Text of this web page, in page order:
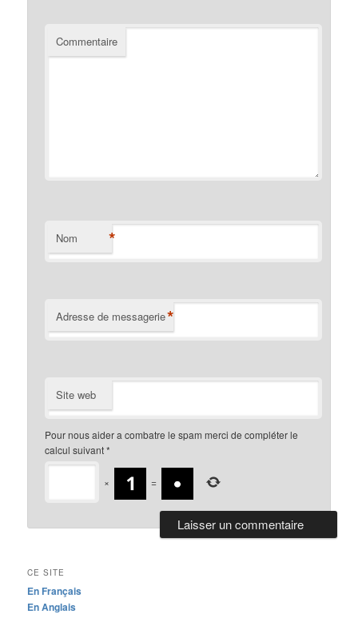
Commentaire
Nom *
Adresse de messagerie*
Site web
Pour nous aider a combatre le spam merci de compléter le
calcul suivant*
× =
CE SITE
En Français
En Anglais